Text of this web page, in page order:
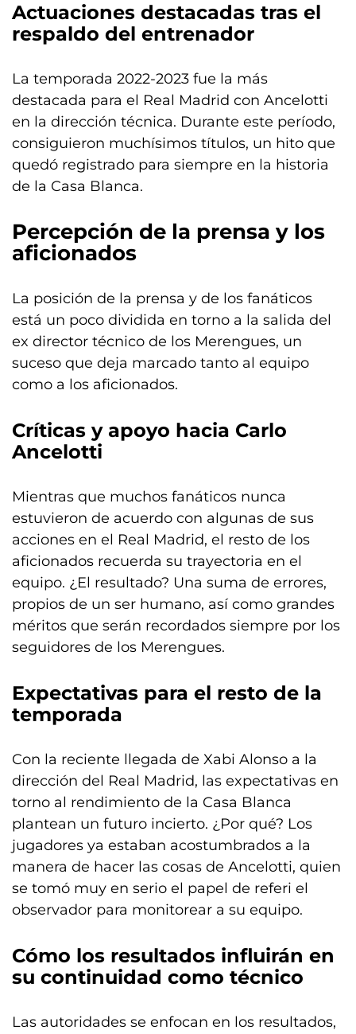
Actuaciones destacadas tras el
respaldo del entrenador
La temporada 2022-2023 fue la más
destacada para el Real Madrid con Ancelotti
en la dirección técnica. Durante este período,
consiguieron muchísimos títulos, un hito que
quedó registrado para siempre en la historia
de la Casa Blanca.
Percepción de la prensa y los
aficionados
La posición de la prensa y de los fanáticos
está un poco dividida en torno a la salida del
ex director técnico de los Merengues, un
suceso que deja marcado tanto al equipo
como a los aficionados.
Críticas y apoyo hacia Carlo
Ancelotti
Mientras que muchos fanáticos nunca
estuvieron de acuerdo con algunas de sus
acciones en el Real Madrid, el resto de los
aficionados recuerda su trayectoria en el
equipo. ¿El resultado? Una suma de errores,
propios de un ser humano, así como grandes
méritos que serán recordados siempre por los
seguidores de los Merengues.
Expectativas para el resto de la
temporada
Con la reciente llegada de Xabi Alonso a la
dirección del Real Madrid, las expectativas en
torno al rendimiento de la Casa Blanca
plantean un futuro incierto. ¿Por qué? Los
jugadores ya estaban acostumbrados a la
manera de hacer las cosas de Ancelotti, quien
se tomó muy en serio el papel de referi el
observador para monitorear a su equipo.
Cómo los resultados influirán en
su continuidad como técnico
Las autoridades se enfocan en los resultados,